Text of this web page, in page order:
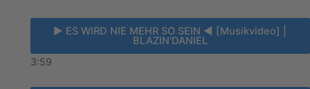
► ES WIRD NIE MEHR SO SEIN ◄ [Musikvideo] |
BLAZIN'DANIEL
3:59